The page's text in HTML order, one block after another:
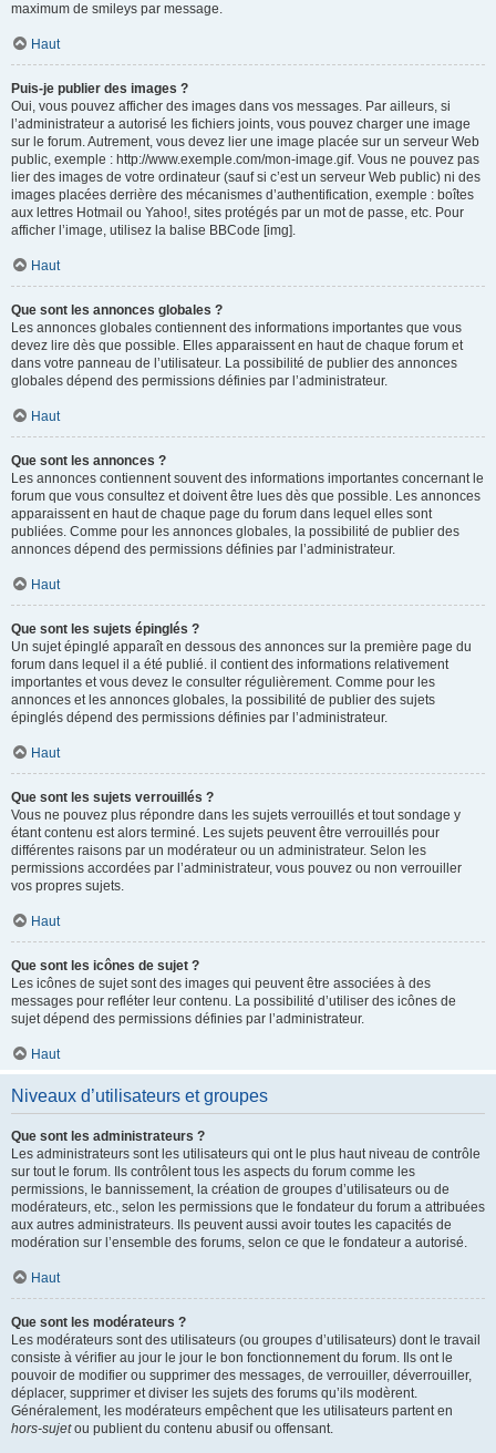
maximum de smileys par message.
Haut
Puis-je publier des images ?
Oui, vous pouvez afficher des images dans vos messages. Par ailleurs, si
l’administrateur a autorisé les fichiers joints, vous pouvez charger une image
sur le forum. Autrement, vous devez lier une image placée sur un serveur Web
public, exemple : http://www.exemple.com/mon-image.gif. Vous ne pouvez pas
lier des images de votre ordinateur (sauf si c’est un serveur Web public) ni des
images placées derrière des mécanismes d’authentification, exemple : boîtes
aux lettres Hotmail ou Yahoo!, sites protégés par un mot de passe, etc. Pour
afficher l’image, utilisez la balise BBCode [img].
Haut
Que sont les annonces globales ?
Les annonces globales contiennent des informations importantes que vous
devez lire dès que possible. Elles apparaissent en haut de chaque forum et
dans votre panneau de l’utilisateur. La possibilité de publier des annonces
globales dépend des permissions définies par l’administrateur.
Haut
Que sont les annonces ?
Les annonces contiennent souvent des informations importantes concernant le
forum que vous consultez et doivent être lues dès que possible. Les annonces
apparaissent en haut de chaque page du forum dans lequel elles sont
publiées. Comme pour les annonces globales, la possibilité de publier des
annonces dépend des permissions définies par l’administrateur.
Haut
Que sont les sujets épinglés ?
Un sujet épinglé apparaît en dessous des annonces sur la première page du
forum dans lequel il a été publié. il contient des informations relativement
importantes et vous devez le consulter régulièrement. Comme pour les
annonces et les annonces globales, la possibilité de publier des sujets
épinglés dépend des permissions définies par l’administrateur.
Haut
Que sont les sujets verrouillés ?
Vous ne pouvez plus répondre dans les sujets verrouillés et tout sondage y
étant contenu est alors terminé. Les sujets peuvent être verrouillés pour
différentes raisons par un modérateur ou un administrateur. Selon les
permissions accordées par l’administrateur, vous pouvez ou non verrouiller
vos propres sujets.
Haut
Que sont les icônes de sujet ?
Les icônes de sujet sont des images qui peuvent être associées à des
messages pour refléter leur contenu. La possibilité d’utiliser des icônes de
sujet dépend des permissions définies par l’administrateur.
Haut
Niveaux d’utilisateurs et groupes
Que sont les administrateurs ?
Les administrateurs sont les utilisateurs qui ont le plus haut niveau de contrôle
sur tout le forum. Ils contrôlent tous les aspects du forum comme les
permissions, le bannissement, la création de groupes d’utilisateurs ou de
modérateurs, etc., selon les permissions que le fondateur du forum a attribuées
aux autres administrateurs. Ils peuvent aussi avoir toutes les capacités de
modération sur l’ensemble des forums, selon ce que le fondateur a autorisé.
Haut
Que sont les modérateurs ?
Les modérateurs sont des utilisateurs (ou groupes d’utilisateurs) dont le travail
consiste à vérifier au jour le jour le bon fonctionnement du forum. Ils ont le
pouvoir de modifier ou supprimer des messages, de verrouiller, déverrouiller,
déplacer, supprimer et diviser les sujets des forums qu’ils modèrent.
Généralement, les modérateurs empêchent que les utilisateurs partent en
hors-sujetou publient du contenu abusif ou offensant.